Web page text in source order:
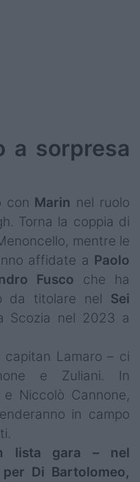
a sorpresa
con Marin nel ruolo
Torna la coppia di
mentre le
affidate a Paolo
Fusco che ha
da titolare nel Sei
Scozia nel 2023 a
Lamaro – ci
e Zuliani. In
Niccolò Cannone,
in campo
lista gara – nel
Di Bartolomeo,